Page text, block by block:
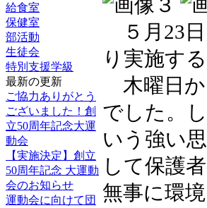
給食室
保健室
部活動
生徒会
特別支援学級
最新の更新
ご協力ありがとう
ございました！創
立50周年記念大運
動会
【実施決定】創立
50周年記念 大運動
会のお知らせ
運動会に向けて団
５月23日
り実施す
木曜日か
でした。
いう強い
して保護
無事に環